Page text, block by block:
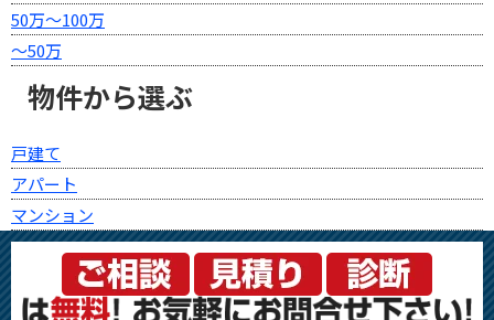
50万～100万
～50万
物件から選ぶ
戸建て
アパート
マンション